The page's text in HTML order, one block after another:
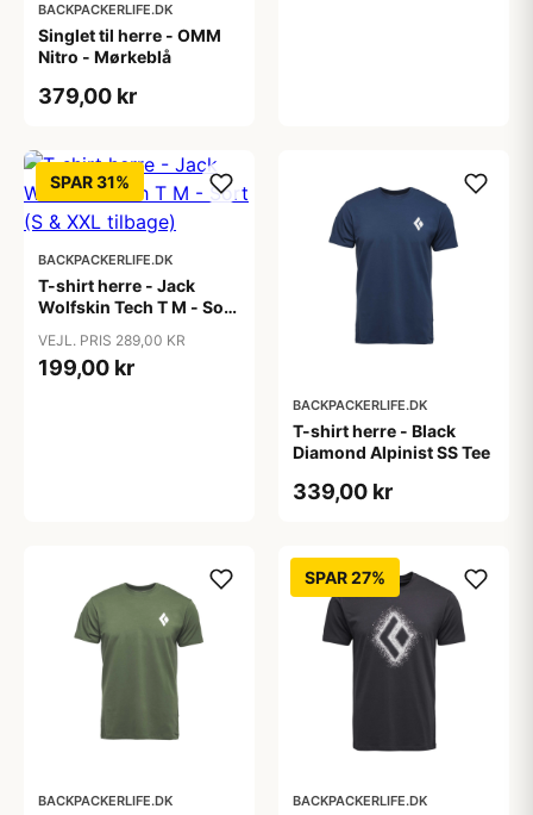
BACKPACKERLIFE.DK
Singlet til herre - OMM
Nitro - Mørkeblå
379,00 kr
SPAR 31%
BACKPACKERLIFE.DK
T-shirt herre - Jack
Wolfskin Tech T M - Sort
VEJL. PRIS 289,00 KR
199,00 kr
BACKPACKERLIFE.DK
T-shirt herre - Black
Diamond Alpinist SS Tee
339,00 kr
BACKPACKERLIFE.DK
SPAR 27%
BACKPACKERLIFE.DK